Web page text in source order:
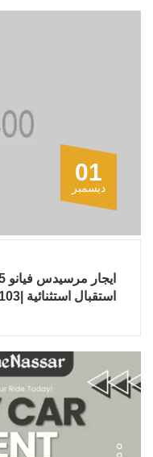
01
ديسمبر
استقبال استثنائية |01119920103